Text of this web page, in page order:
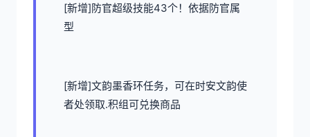
[新增]防官超级技能43个！依据防官属
型
[新增]文韵墨香环任务，可在时安文韵使
者处领取.积组可兑换商品